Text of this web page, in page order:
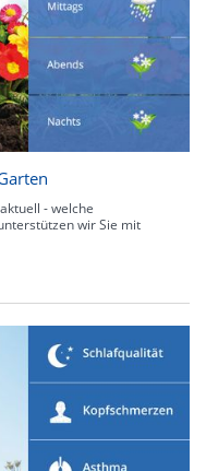
- welche
wir Sie mit